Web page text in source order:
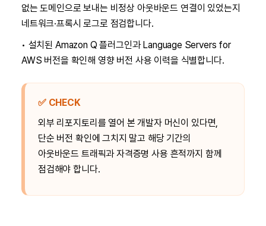
없는 도메인으로 보내는 비정상 아웃바운드 연결이 있었는지
네트워크·프록시 로그로 점검합니다.
• 설치된 Amazon Q 플러그인과 Language Servers for
AWS 버전을 확인해 영향 버전 사용 이력을 식별합니다.
✅ CHECK
외부 리포지토리를 열어 본 개발자 머신이 있다면,
단순 버전 확인에 그치지 말고 해당 기간의
아웃바운드 트래픽과 자격증명 사용 흔적까지 함께
점검해야 합니다.